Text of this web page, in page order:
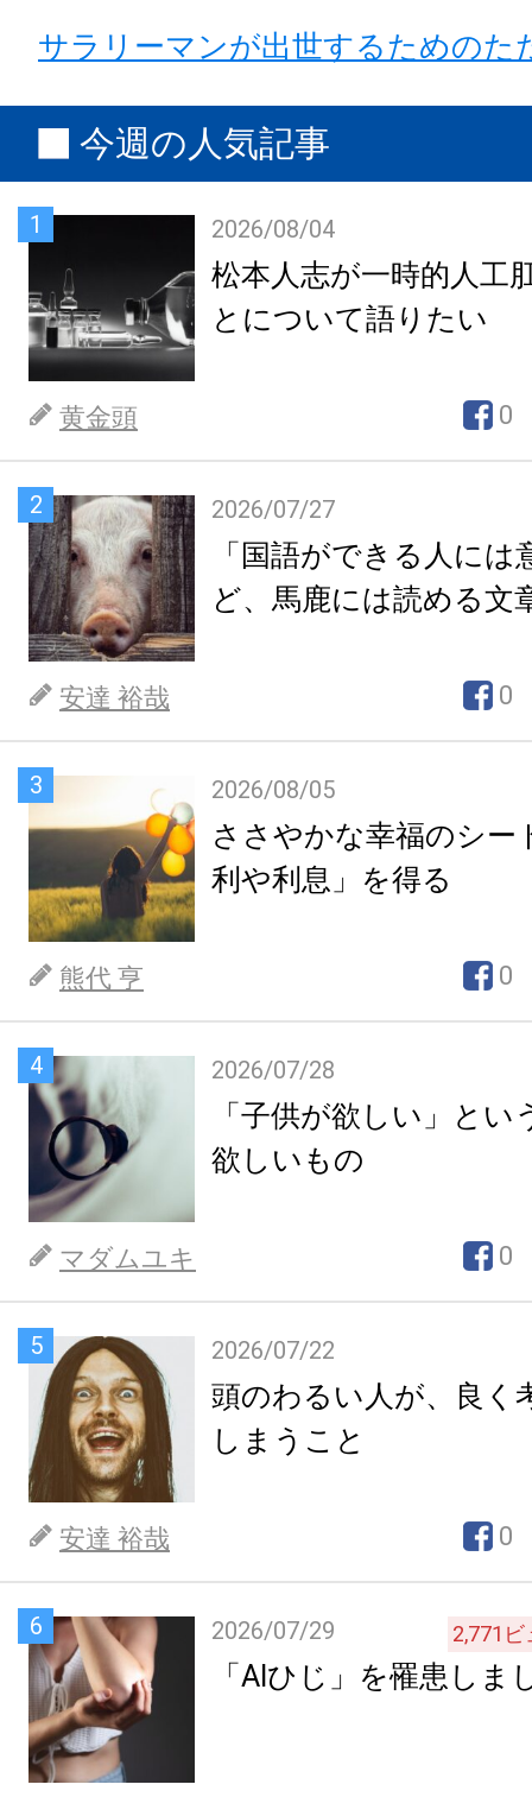
サラリーマンが出世するためのた
今週の人気記事
1 2026/08/04
松本人志が一時的人工
とについて語りたい
黄金頭 0
2 2026/07/27
「国語ができる人には
ど、馬鹿には読める文
安達 裕哉 0
3 2026/08/05
ささやかな幸福のシー
利や利息」を得る
熊代 亨 0
4 2026/07/28
「子供が欲しい」とい
欲しいもの
マダムユキ 0
5 2026/07/22
頭のわるい人が、良く
しまうこと
安達 裕哉 0
6 2026/07/29 2,771 ビ
「AIひじ」を罹患しま